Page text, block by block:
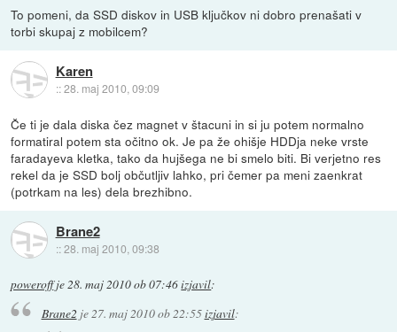
To pomeni, da SSD diskov in USB ključkov ni dobro prenašati v
torbi skupaj z mobilcem?
Karen
::28. maj 2010, 09:09
Če ti je dala diska čez magnet v štacuni in si ju potem normalno
formatiral potem sta očitno ok. Je pa že ohišje HDDja neke vrste
faradayeva kletka, tako da hujšega ne bi smelo biti. Bi verjetno res
rekel da je SSD bolj občutljiv lahko, pri čemer pa meni zaenkrat
(potrkam na les) dela brezhibno.
Brane2
::28. maj 2010, 09:38
poweroffje 28. maj 2010 ob 07:46izjavil:
Brane2je27. maj 2010 ob 22:55izjavil: